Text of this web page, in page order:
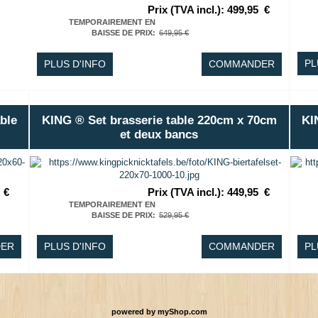
Prix (TVA incl.): 499,95 €
TEMPORAIREMENT EN
BAISSE DE PRIX: 649,95 €
PLUS D'INFO COMMANDER
€
KING ® Set brasserie table 220cm x 70cm
et deux bancs
Prix (TVA incl.): 449,95 €
TEMPORAIREMENT EN
BAISSE DE PRIX: 529,95 €
PLUS D'INFO COMMANDER
powered by myShop.com